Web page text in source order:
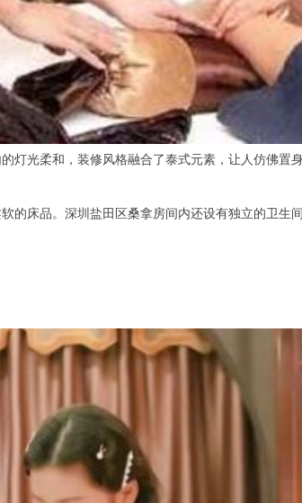
柔和，装修风格融合了泰式元素，让人仿佛置身
品。深圳盐田区桑拿房间内还设有独立的卫生